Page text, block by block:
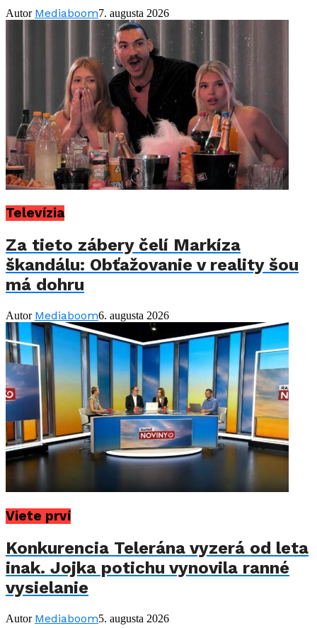
Autor Mediaboom7. augusta 2026
Televízia
Za tieto zábery čelí Markíza
škandálu: Obťažovanie v reality šou
má dohru
Autor Mediaboom6. augusta 2026
Viete prví
Konkurencia Telerána vyzerá od leta
inak. Jojka potichu vynovila ranné
vysielanie
Autor Mediaboom5. augusta 2026